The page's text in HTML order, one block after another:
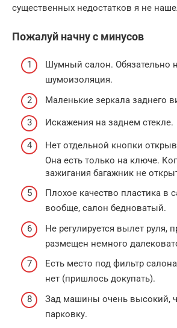
существенных недостатков я не
Пожалуй начну с минусов
Шумный салон. Обязательно
шумоизоляция.
Маленькие зеркала заднего
Искажения на заднем стекле.
Нет отдельной кнопки
Она есть только на ключе.
зажигания багажник не
Плохое качество пластика в
вообще, салон бедноватый.
Не регулируется вылет руля,
размещен немного
Есть место под фильтр
нет (пришлось докупать).
Зад машины очень высокий,
парковку.